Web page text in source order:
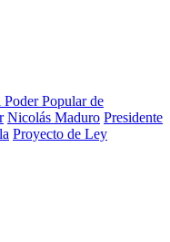
Popular de
Nicolás Maduro Presidente
Proyecto de Ley